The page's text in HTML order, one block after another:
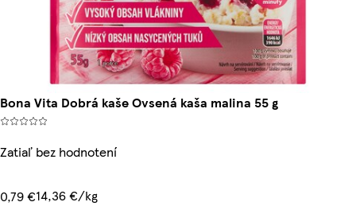
Bona Vita Dobrá kaše Ovsená kaša malina 55 g
Zatiaľ bez hodnotení
0,79 €14,36 €/kg